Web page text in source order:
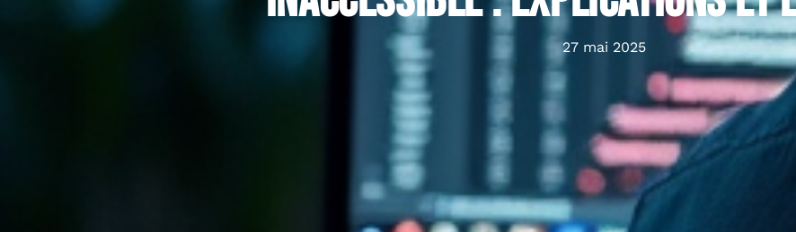
27 mai 2025